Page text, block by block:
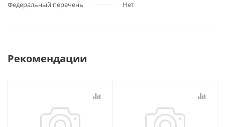
Федеральный перечень
Нет
Рекомендации